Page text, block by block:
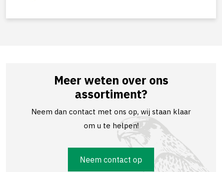
Meer weten over ons
assortiment?
Neem dan contact met ons op, wij staan klaar
om u te helpen!
Neem contact op